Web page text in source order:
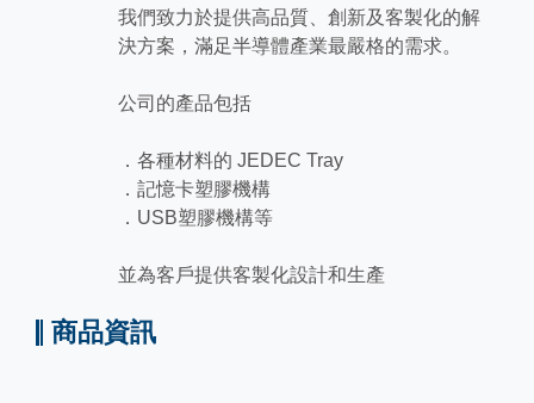
我們致力於提供高品質、創新及客製化的解
決方案，滿足半導體產業最嚴格的需求。
公司的產品包括
．各種材料的 JEDEC Tray
．記憶卡塑膠機構
．USB塑膠機構等
並為客戶提供客製化設計和生產
商品資訊